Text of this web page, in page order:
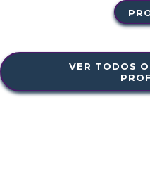
VER TODOS